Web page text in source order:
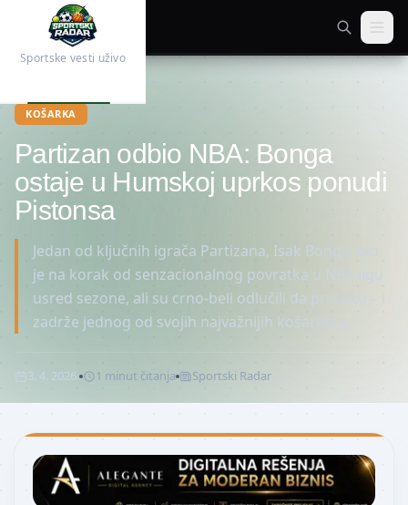
Sportske vesti uživo
KOŠARKA
Partizan odbio NBA: Bonga
ostaje u Humskoj uprkos ponudi
Pistonsa
Jedan od ključnih igrača Partizana, Isak Bonga, bio
je na korak od senzacionalnog povratka u NBA ligu
usred sezone, ali su crno-beli odlučili da preseku – i
zadrže jednog od svojih najvažnijih košarkaša.
3. 4. 2026. 1 minut čitanja Sportski Radar